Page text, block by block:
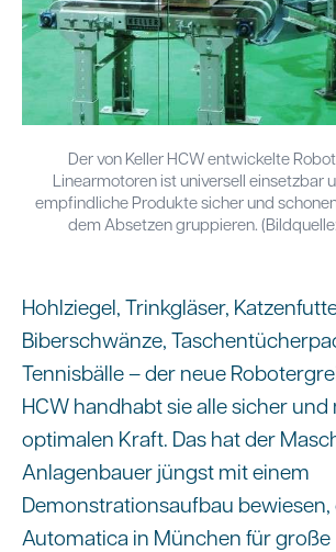
Der von Keller HCW entwickelte
Linearmotoren ist universell einsetzbar
empfindliche Produkte sicher und
dem Absetzen gruppieren.
Hohlziegel, Trinkgläser,
Biberschwänze,
Tennisbälle – der neue
HCW handhabt sie alle sicher und
optimalen Kraft. Das hat der
Anlagenbauer jüngst mit einem
Demonstrationsaufbau
Automatica in München für große